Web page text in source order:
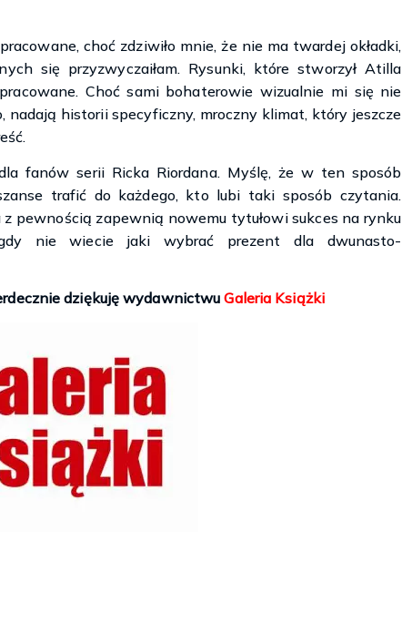
choć zdziwiło mnie, że nie ma twardej okładki,
się przyzwyczaiłam. Rysunki, które stworzył Atilla
Choć sami bohaterowie wizualnie mi się nie
nadają historii specyficzny, mroczny klimat, który jeszcze
fanów serii Ricka Riordana. Myślę, że w ten sposób
trafić do każdego, kto lubi taki sposób czytania.
pewnością zapewnią nowemu tytułowi sukces na rynku
gdy nie wiecie jaki wybrać prezent dla dwunasto-
dziękuję wydawnictwuGaleria Książki